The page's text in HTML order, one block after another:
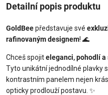
Detailní popis produktu
GoldBeepředstavuje své
rafinovaným designem! 🌊
Chceš spojiteleganci, pohodlí a
Tyto unikátní jednodílné plavky
kontrastním panelem nejen
opticky prodlouží postavu. ✨